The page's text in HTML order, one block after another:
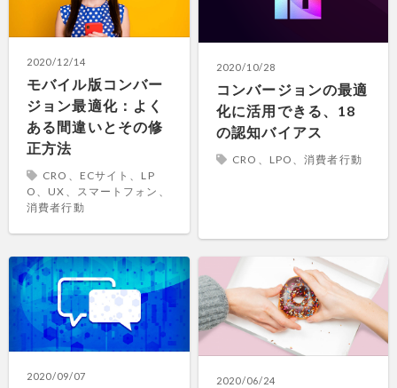
2020/12/14
モバイル版コンバー
ジョン最適化：よく
ある間違いとその修
正方法
CRO、ECサイト、LP
O、UX、スマートフォン、
消費者行動
2020/10/28
コンバージョンの最適
化に活用できる、18
の認知バイアス
CRO、LPO、消費者行動
2020/09/07 2020/06/24